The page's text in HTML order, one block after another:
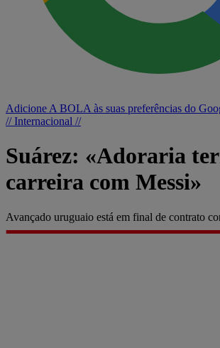
Adicione A BOLA às suas preferências do
// Internacional //
Suárez: «Adoraria
carreira com Messi»
Avançado uruguaio está em final de contrato